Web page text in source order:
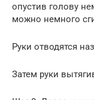
опустив голову
можно немного
Руки отводятся
Затем руки